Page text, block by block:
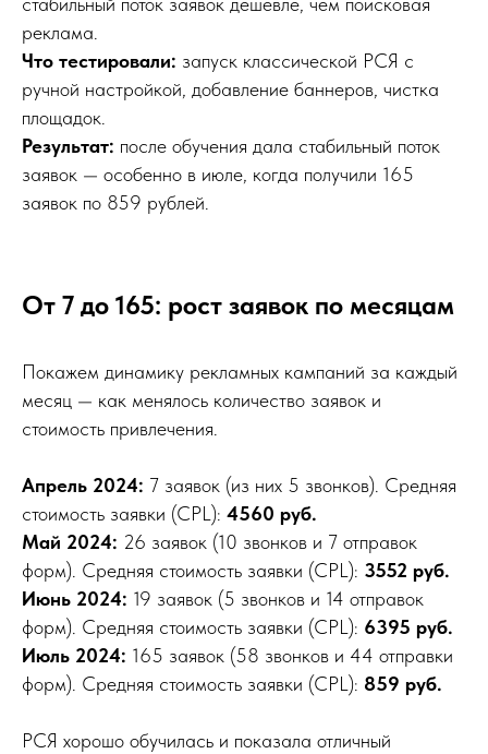
реклама.
Что тестировали: запуск классической РСЯ с
ручной настройкой, добавление баннеров, чистка
площадок.
Результат: после обучения дала стабильный поток
заявок — особенно в июле, когда получили 165
заявок по 859 рублей.
От 7 до 165: рост заявок по месяцам
Покажем динамику рекламных кампаний за каждый
месяц — как менялось количество заявок и
стоимость привлечения.
Апрель 2024: 7 заявок (из них 5 звонков). Средняя
стоимость заявки (CPL): 4560 руб.
Май 2024: 26 заявок (10 звонков и 7 отправок
форм). Средняя стоимость заявки (CPL): 3552 руб.
Июнь 2024: 19 заявок (5 звонков и 14 отправок
форм). Средняя стоимость заявки (CPL): 6395 руб.
Июль 2024: 165 заявок (58 звонков и 44 отправки
форм). Средняя стоимость заявки (CPL): 859 руб.
РСЯ хорошо обучилась и показала отличный
Без общих рекомендаций, только
конкретные
точки потерь и приоритет действий
Хочу прожарку